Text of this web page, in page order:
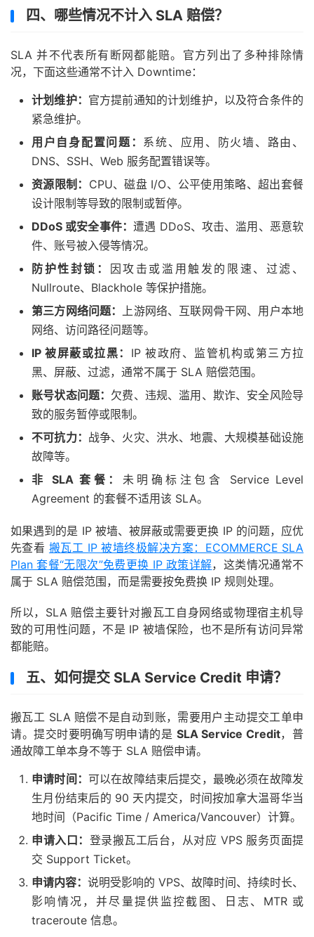
四、哪些情况不计入 SLA 赔偿？
SLA 并不代表所有断网都能赔。官方列出了多种排除情
况，下面这些通常不计入 Downtime：
计划维护： 官方提前通知的计划维护，以及符合条件的
紧急维护。
用户自身配置问题： 系统、应用、防火墙、路由、
DNS、SSH、Web 服务配置错误等。
资源限制： CPU、磁盘 I/O、公平使用策略、超出套餐
设计限制等导致的限制或暂停。
DDoS 或安全事件：遭遇 DDoS、攻击、滥用、恶意软
件、账号被入侵等情况。
防护性封锁：
因攻击或滥用触发的限速、过滤、
Nullroute、Blackhole 等保护措施。
第三方网络问题： 上游网络、互联网骨干网、用户本地
网络、访问路径问题等。
IP 被屏蔽或拉黑： IP 被政府、监管机构或第三方拉
黑、屏蔽、过滤，通常不属于 SLA 赔偿范围。
账号状态问题： 欠费、违规、滥用、欺诈、安全风险导
致的服务暂停或限制。
不可抗力： 战争、火灾、洪水、地震、大规模基础设施
故障等。
非 SLA 套餐： 未明确标注包含 Service Level
Agreement 的套餐不适用该 SLA。
如果遇到的是 IP 被墙、被屏蔽或需要更换 IP 的问题，应优
先查看 搬瓦工 IP 被墙终极解决方案：ECOMMERCE SLA
Plan 套餐“无限次”免费更换 IP 政策详解，这类情况通常不
属于 SLA 赔偿范围，而是需要按免费换 IP 规则处理。
所以，SLA 赔偿主要针对搬瓦工自身网络或物理宿主机导
致的可用性问题，不是 IP 被墙保险，也不是所有访问异常
都能赔。
五、如何提交 SLA Service Credit 申请？
搬瓦工 SLA 赔偿不是自动到账，需要用户主动提交工单申
请。提交时要明确写明申请的是 SLA Service Credit，普
通故障工单本身不等于 SLA 赔偿申请。
申请时间： 可以在故障结束后提交，最晚必须在故障发
生月份结束后的 90 天内提交，时间按加拿大温哥华当
地时间（Pacific Time / America/Vancouver）计算。
申请入口： 登录搬瓦工后台，从对应 VPS 服务页面提
交 Support Ticket。
申请内容： 说明受影响的 VPS、故障时间、持续时长、
影响情况，并尽量提供监控截图、日志、MTR 或
traceroute 信息。